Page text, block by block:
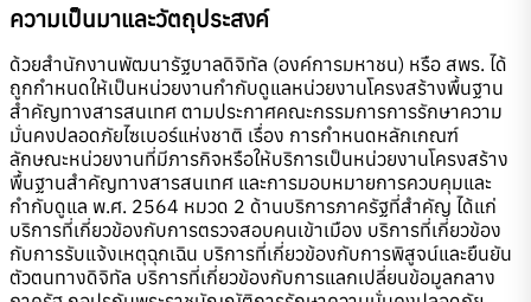
ความเป็นมาและวัตถุประสงค์
ด้วยสำนักงานพัฒนารัฐบาลดิจิทัล (องค์การมหาชน) หรือ สพร. ได้
ถูกกำหนดให้เป็นหน่วยงานกำกับดูแลหน่วยงานโครงสร้างพื้นฐาน
สำคัญทางสารสนเทศ ตามประกาศคณะกรรมการการรักษาความ
มั่นคงปลอดภัยไซเบอร์แห่งชาติ เรื่อง การกำหนดหลักเกณฑ์
ลักษณะหน่วยงานที่มีภารกิจหรือให้บริการเป็นหน่วยงานโครงสร้าง
พื้นฐานสำคัญทางสารสนเทศ และการมอบหมายการควบคุมและ
กำกับดูแล พ.ศ. 2564 หมวด 2 ด้านบริการภาครัฐที่สำคัญ ได้แก่
บริการที่เกี่ยวข้องกับการตรวจสอบคนเข้าเมือง บริการที่เกี่ยวข้อง
กับการรับแจ้งเหตุฉุกเฉิน บริการที่เกี่ยวข้องกับการพิสูจน์และยืนยัน
ตัวตนทางดิจิทัล บริการที่เกี่ยวข้องกับการแลกเปลี่ยนข้อมูลกลาง